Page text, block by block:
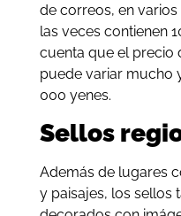
de correos, en
las veces contienen
cuenta que el precio
puede variar mucho
000 yenes.
Sellos
Además de lugares
y paisajes, los sellos